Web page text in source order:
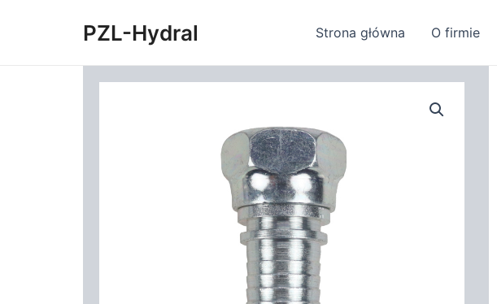
PZL-Hydral Strona główna O firmie